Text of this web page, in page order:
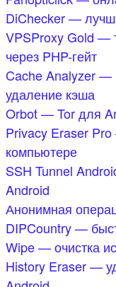
DiChecker —
VPSProxy Gold —
через PHP-гейт
Cache Analyzer —
удаление кэша
Orbot — Tor для
Privacy Eraser
компьютере
SSH Tunnel
Android
Анонимная
DIPCountry —
Wipe — очистка
History Eraser —